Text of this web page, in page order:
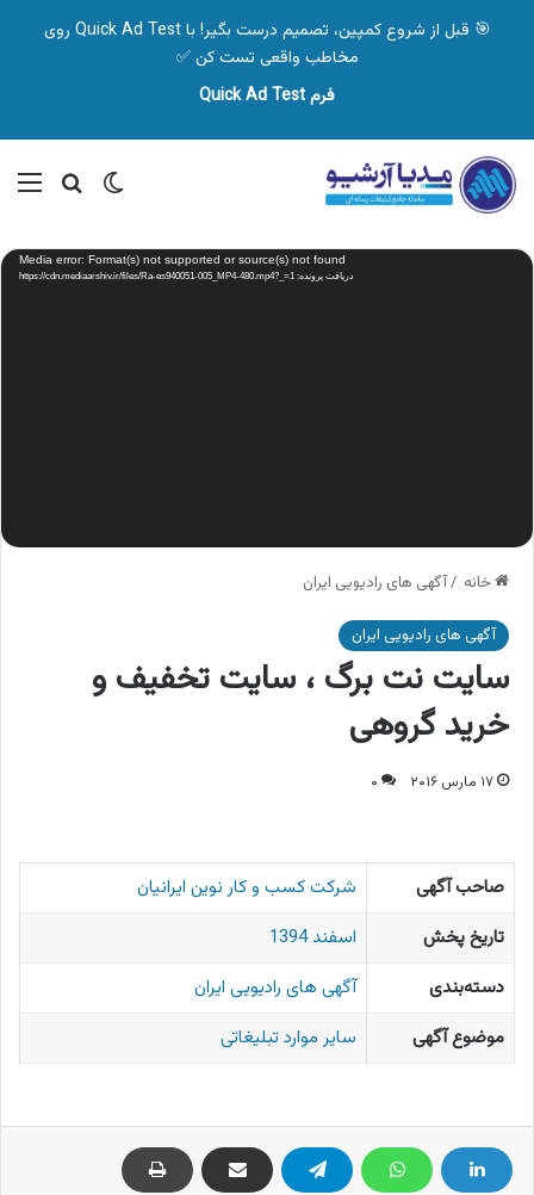
🎯 قبل از شروع کمپین، تصمیم درست بگیر! با Quick Ad Test روی
مخاطب واقعی تست کن ✅
فرم Quick Ad Test
تغییر پوسته
نمایشگر
ویدیو Media error: Format(s) not supported or source(s) not found
دریافت پرونده: https://cdn.mediaarshiv.ir/files/Ra-es940051-005_MP4-480.mp4?_=1
خانه /آگهی های رادیویی ایران
آگهی های رادیویی ایران
سایت نت برگ ، سایت تخفیف و
خرید گروهی
۱۷ مارس ۲۰۱۶ ۰
صاحب آگهی
شرکت کسب و کار نوین ایرانیان
تاریخ پخش
اسفند 1394
دسته‌بندی
آگهی های رادیویی ایران
موضوع آگهی
سایر موارد تبلیغاتی